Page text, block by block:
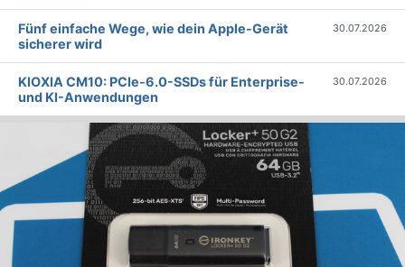
Fünf einfache Wege, wie dein Apple-Gerät
sicherer wird
30.07.2026
KIOXIA CM10: PCIe-6.0-SSDs für Enterprise-
und KI-Anwendungen
30.07.2026